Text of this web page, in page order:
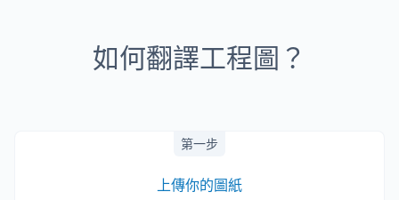
如何翻譯工程圖？
第一步
上傳你的圖紙